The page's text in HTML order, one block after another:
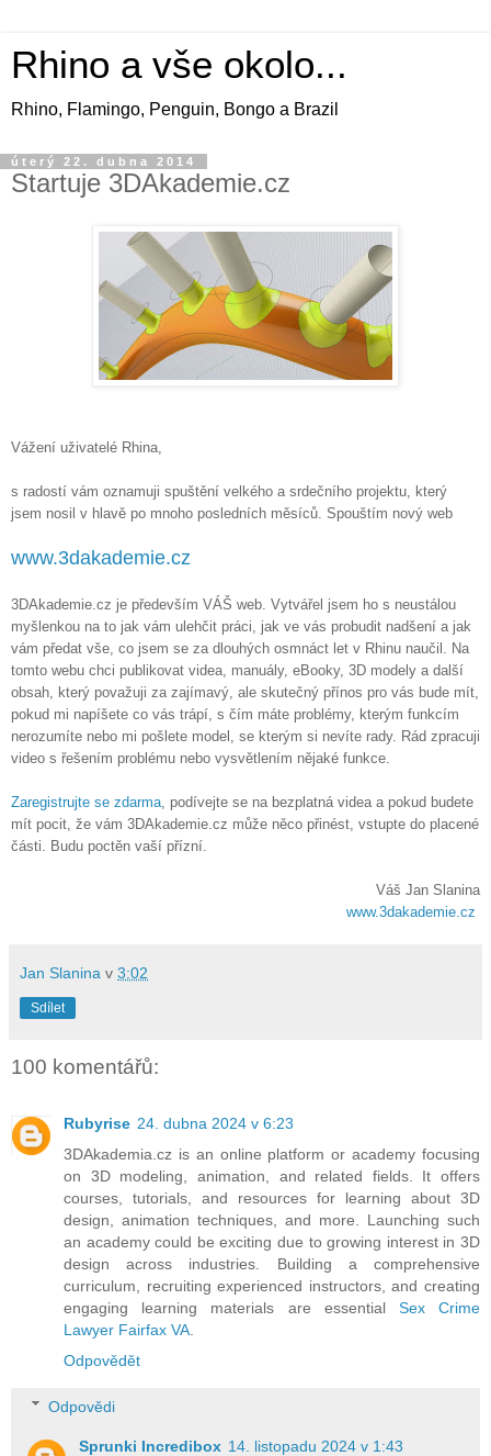
Rhino a vše okolo...
Rhino, Flamingo, Penguin, Bongo a Brazil
úterý 22. dubna 2014
Startuje 3DAkademie.cz
Vážení uživatelé Rhina,
s radostí vám oznamuji spuštění velkého a srdečního projektu, který
jsem nosil v hlavě po mnoho posledních měsíců. Spouštím nový web
www.3dakademie.cz
3DAkademie.cz je především VÁŠ web. Vytvářel jsem ho s neustálou
myšlenkou na to jak vám ulehčit práci, jak ve vás probudit nadšení a jak
vám předat vše, co jsem se za dlouhých osmnáct let v Rhinu naučil. Na
tomto webu chci publikovat videa, manuály, eBooky, 3D modely a další
obsah, který považuji za zajímavý, ale skutečný přínos pro vás bude mít,
pokud mi napíšete co vás trápí, s čím máte problémy, kterým funkcím
nerozumíte nebo mi pošlete model, se kterým si nevíte rady. Rád zpracuji
video s řešením problému nebo vysvětlením nějaké funkce.
Zaregistrujte se zdarma , podívejte se na bezplatná videa a pokud budete
mít pocit, že vám 3DAkademie.cz může něco přinést, vstupte do placené
části. Budu poctěn vaší přízní.
Váš Jan Slanina
www.3dakademie.cz
Jan Slanina v 3:02
Sdílet
100 komentářů:
Rubyrise 24. dubna 2024 v 6:23
3DAkademia.cz is an online platform or academy focusing
on 3D modeling, animation, and related fields. It offers
courses, tutorials, and resources for learning about 3D
design, animation techniques, and more. Launching such
an academy could be exciting due to growing interest in 3D
design across industries. Building a comprehensive
curriculum, recruiting experienced instructors, and creating
engaging learning materials are essential Sex Crime
Lawyer Fairfax VA
Odpovědět
Odpovědi
Sprunki Incredibox 14. listopadu 2024 v 1:43